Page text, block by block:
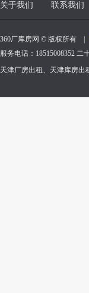
关于我们 联系我们
360厂库房网 © 版权所有 |
服务电话：18515008352 二
天津厂房出租、天津库房出